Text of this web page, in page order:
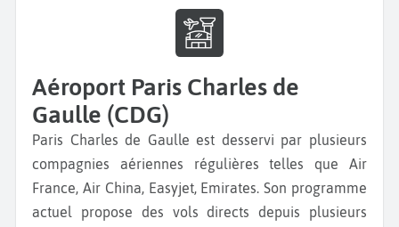
Aéroport Paris Charles de
Gaulle (CDG)
Paris Charles de Gaulle est desservi par plusieurs
compagnies aériennes régulières telles que Air
France, Air China, Easyjet, Emirates. Son programme
actuel propose des vols directs depuis plusieurs